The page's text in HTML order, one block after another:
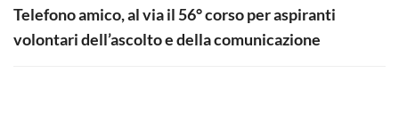
Telefono amico, al via il 56° corso per aspiranti
volontari dell’ascolto e della comunicazione